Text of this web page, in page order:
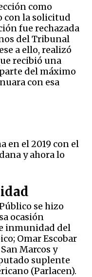
como
con la solicitud
fue rechazada
del Tribunal
a ello, realizó
recibió una
del máximo
con esa
en el 2019 con el
y ahora lo
se hizo
ocasión
inmunidad del
Omar Escobar
Marcos y
suplente
(Parlacen).